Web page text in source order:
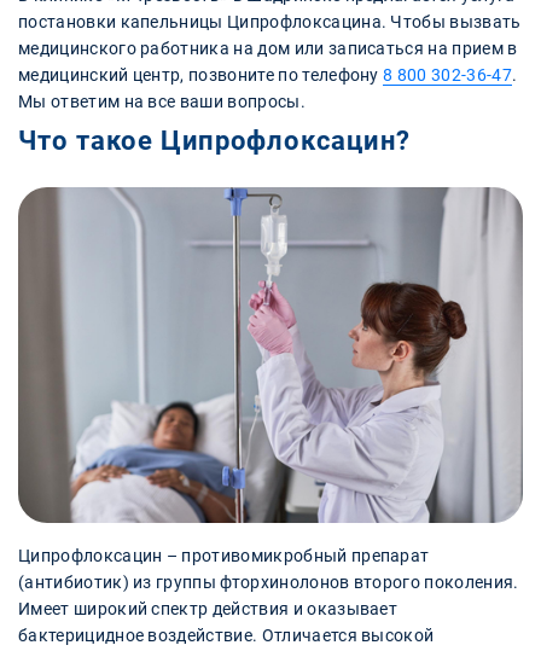
постановки капельницы Ципрофлоксацина. Чтобы вызвать
медицинского работника на дом или записаться на прием в
медицинский центр, позвоните по телефону8 800 302-36-47.
Мы ответим на все ваши вопросы.
Что такое Ципрофлоксацин?
Ципрофлоксацин – противомикробный препарат
(антибиотик) из группы фторхинолонов второго поколения.
Имеет широкий спектр действия и оказывает
бактерицидное воздействие. Отличается высокой